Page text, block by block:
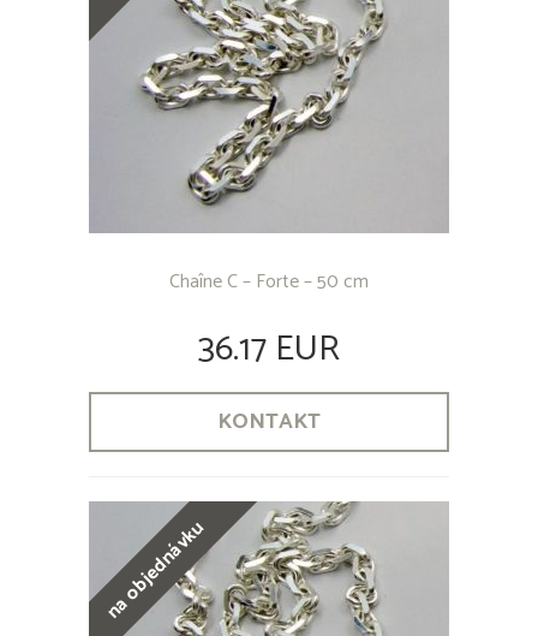
Chaîne C – Forte – 50 cm
36.17 EUR
KONTAKT
na objednávku